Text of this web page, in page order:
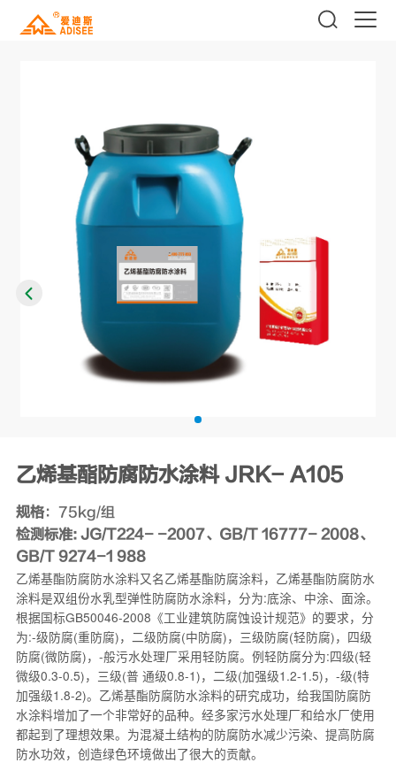
乙烯基酯防腐防水涂料 JRK- A105
规格：75kg/组
检测标准: JG/T224- -2007、GB/T 16777- 2008、
GB/T 9274-1 988
乙烯基酯防腐防水涂料又名乙烯基酯防腐涂料，乙烯基酯防腐防水
涂料是双组份水乳型弹性防腐防水涂料，分为:底涂、中涂、面涂。
根据国标GB50046-2008《工业建筑防腐蚀设计规范》的要求，分
为:-级防腐(重防腐)，二级防腐(中防腐)，三级防腐(轻防腐)，四级
防腐(微防腐)，-般污水处理厂采用轻防腐。例轻防腐分为:四级(轻
微级0.3-0.5)，三级(普 通级0.8-1)，二级(加强级1.2-1.5)，-级(特
加强级1.8-2)。乙烯基酯防腐防水涂料的研究成功，给我国防腐防
水涂料增加了一个非常好的品种。经多家污水处理厂和给水厂使用
都起到了理想效果。为混凝土结构的防腐防水减少污染、提高防腐
防水功效，创造绿色环境做出了很大的贡献。